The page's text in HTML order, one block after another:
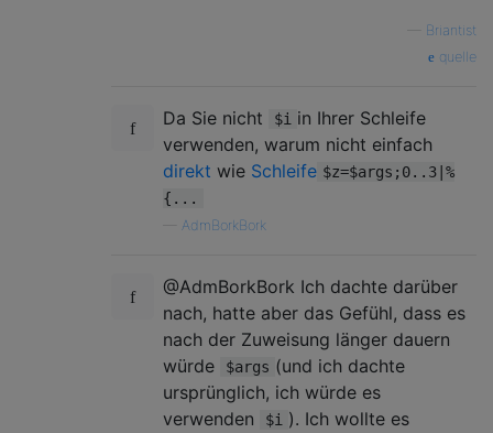
Briantist
quelle
Da Sie nicht $i in Ihrer Schleife
verwenden, warum nicht einfach
direkt wie Schleife $z=$args;0..3|%
{...
AdmBorkBork
@AdmBorkBork Ich dachte darüber
nach, hatte aber das Gefühl, dass es
nach der Zuweisung länger dauern
würde
$args (und ich dachte
ursprünglich, ich würde es
verwenden
$i ). Ich wollte es